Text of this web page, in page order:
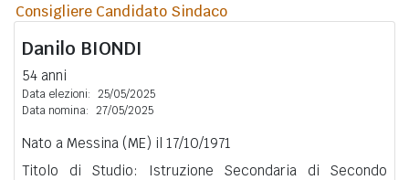
Consigliere Candidato Sindaco
Danilo BIONDI
54 anni
Data elezioni: 25/05/2025
Data nomina: 27/05/2025
Nato a Messina (ME) il 17/10/1971
Titolo di Studio: Istruzione Secondaria di Secondo